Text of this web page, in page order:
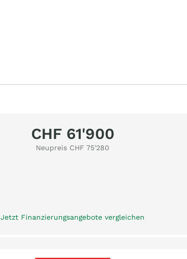
CHF 61'900
Neupreis CHF 75'280
Jetzt Finanzierungsangebote vergleichen